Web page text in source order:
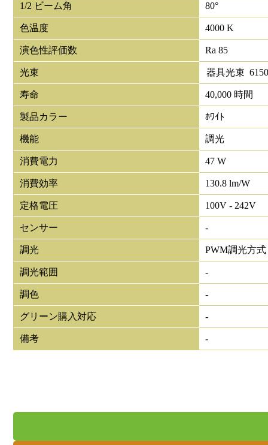
1/2 ビーム角 80°
色温度 4000 K
演色性評価数 Ra 85
光束 器具光束
寿命 40,000 時間
製品カラー ﾎﾜｲﾄ
機能 調光
消費電力 47 W
消費効率 130.8 lm/W
定格電圧 100V - 242V
センサー -
調光 PWM調光方式
調光範囲 -
調色 -
グリーン購入対応 -
備考 -